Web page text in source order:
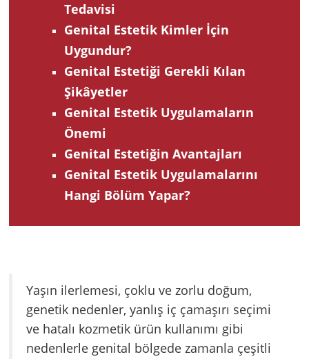
Tedavisi
Genital Estetik Kimler İçin
Uygundur?
Genital Estetiği Gerekli Kılan
Şikâyetler
Genital Estetik Uygulamaların
Önemi
Genital Estetiğin Avantajları
Genital Estetik Uygulamalarını
Hangi Bölüm Yapar?
Yaşın ilerlemesi, çoklu ve zorlu doğum,
genetik nedenler, yanlış iç çamaşırı seçimi
ve hatalı kozmetik ürün kullanımı gibi
nedenlerle genital bölgede zamanla çeşitli